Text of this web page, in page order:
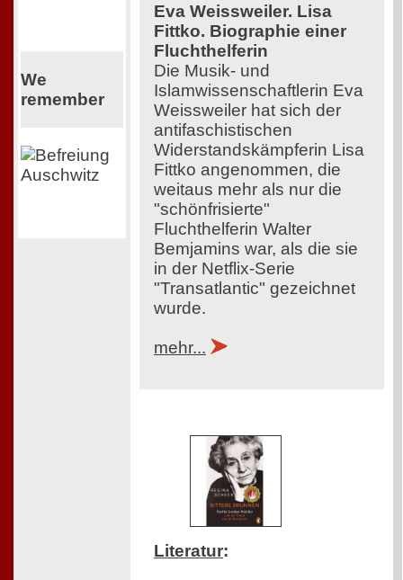
We
remember
Eva Weissweiler. Lisa
Fittko. Biographie einer
Fluchthelferin
Die Musik- und
Islamwissenschaftlerin Eva
Weissweiler hat sich der
antifaschistischen
Widerstandskämpferin Lisa
Fittko angenommen, die
weitaus mehr als nur die
"schönfrisierte"
Fluchthelferin Walter
Bemjamins war, als die sie
in der Netflix-Serie
"Transatlantic" gezeichnet
wurde.
mehr...
Literatur: